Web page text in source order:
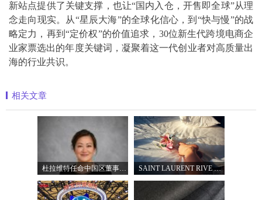
新站点提供了关键支撑，也让“国内入仓，开售即全球”从理
念走向现实。从“星辰大海”的全球化信心，到“快与慢”的战
略定力，再到“定价权”的价值追求，30位新生代跨境电商企
业家票选出的年度关键词，凝聚着这一代创业者对高质量出
海的行业共识。
相关文章
杜拉维特任命中国区董事总经理杨琛女士 SAINT LAURENT RIVE DROITE圣罗兰北京右岸精品店